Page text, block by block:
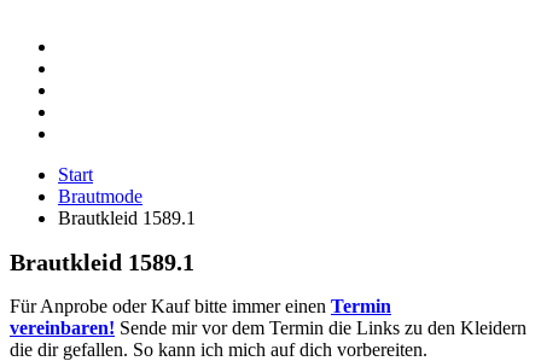
Start
Brautmode
Brautkleid 1589.1
Brautkleid 1589.1
Für Anprobe oder Kauf bitte immer einen Termin
vereinbaren! Sende mir vor dem Termin die Links zu den Kleidern
die dir gefallen. So kann ich mich auf dich vorbereiten.